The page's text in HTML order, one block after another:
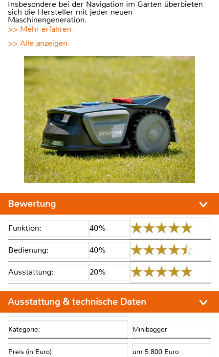
Insbesondere bei der Navigation im Garten überbieten
sich die Hersteller mit jeder neuen
Maschinengeneration.
>> Mehr erfahren
>> Alle anzeigen
Bewertung
Funktion: 40%
Bedienung: 40%
Ausstattung: 20%
Ausstattung & technische Daten
Kategorie: Minibagger
Preis (in Euro) um 5.800 Euro